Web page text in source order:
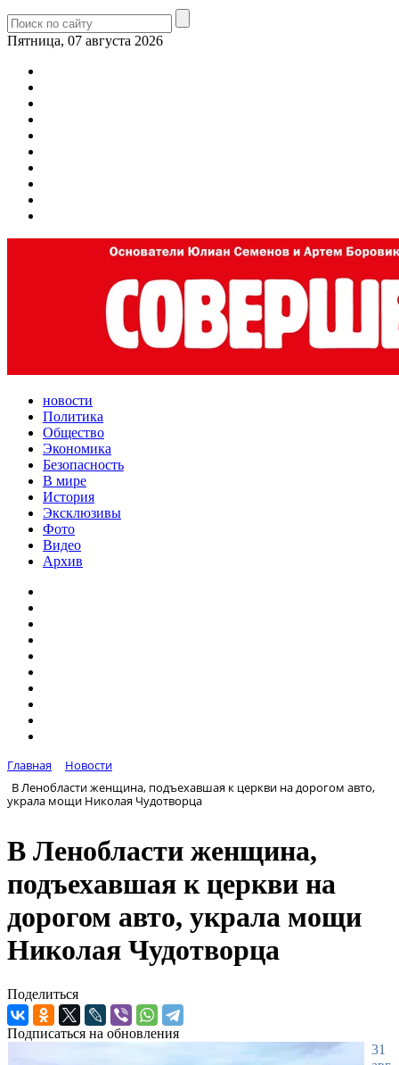
Пятница, 07 августа 2026
новости
Политика
Общество
Экономика
Безопасность
В мире
История
Эксклюзивы
Фото
Видео
Архив
Главная
Новости
В Ленобласти женщина, подъехавшая к церкви на дорогом авто,
украла мощи Николая Чудотворца
В Ленобласти женщина,
подъехавшая к церкви на
дорогом авто, украла мощи
Николая Чудотворца
Поделиться
Подписаться на обновления
31